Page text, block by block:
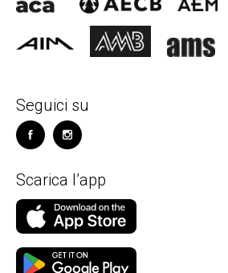
Seguici su
Scarica l’app